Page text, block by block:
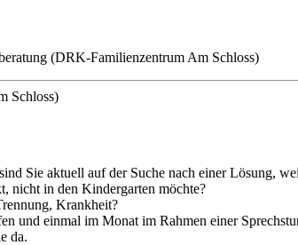
(DRK-Familienzentrum Am Schloss)
Schloss)
Sie aktuell auf der Suche nach einer Lösung,
nicht in den Kindergarten möchte?
Krankheit?
einmal im Monat im Rahmen einer
da.